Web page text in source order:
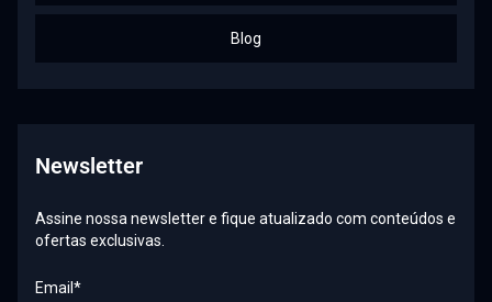
Blog
Newsletter
Assine nossa newsletter e fique atualizado com conteúdos e
ofertas exclusivas.
Email*